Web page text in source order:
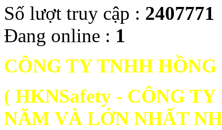
Số lượt truy cập : 2407771
Đang online : 1
CÔNG TY TNHH
( HKNSafety - CÔNG
NĂM VÀ LỚN NHẤT